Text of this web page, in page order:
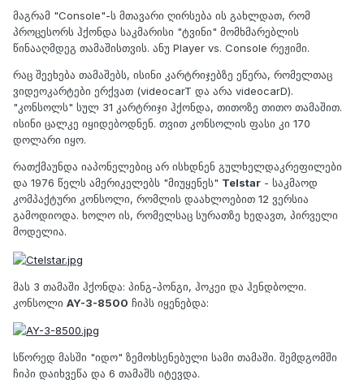
მაგრამ "Console"-ს მთავარი ღირსება ის გახლდათ, რომ
პროცესორს ჰქონდა საკმარისი "ტვინი" მომხმარებლის
წინააღმდეგ თამაშისთვის. ანუ Player vs. Console რეჟიმი.
რაც შეეხება თამაშებს, ისინი კარტრიჯებზე ეწერა, რომელთაც
ვიდეოკარტები ერქვათ (videocarT და არა videocarD).
"კონსოლს" სულ 31 კარტრიჯი ჰქონდა, თითოზე თითო თამაშით.
ისინი ცალკე იყიდებოდნენ. თვით კონსოლის ფასი კი 170
დოლარი იყო.
რათქმაუნდა იაპონელებიც არ ისხდნენ გულხელდაკრეფილები
და 1976 წელს ამერიკელებს "მიუყენეს" Telstar - საკმაოდ
კომპაქტური კონსოლი, რომლის დაახლოებით 12 ვერსია
გამოდიოდა. ხოლო ის, რომელსაც სურათზე ხედავთ, პირველი
მოდელია.
მას 3 თამაში ჰქონდა: პინგ-პონგი, ჰოკეი და ჰენდბოლი.
კონსოლი AY-3-8500 ჩიპს იყენებდა:
სწორედ მასში "იდო" ზემოხსენებული სამი თამაში. შემდგომში
ჩიპი დაიხვეწა და 6 თამაშს იტევდა.